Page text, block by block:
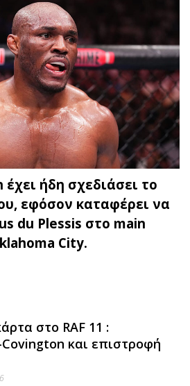
ήδη σχεδιάσει το
εφόσον καταφέρει να
du Plessis στο main
City.
στο RAF 11 :
και επιστροφή